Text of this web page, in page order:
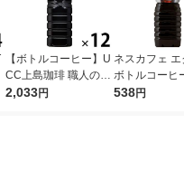
【ボトルコーヒー】U
CC上島珈琲 職人の珈
琲 無糖 900ml 1箱（1
2,033円
ネスカフェ
ボトルコーヒ
900ml 1セッ
538円